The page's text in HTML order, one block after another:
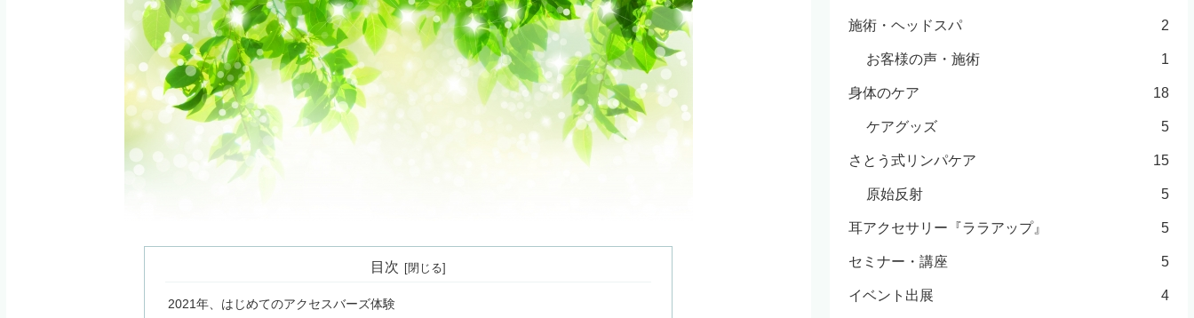
目次
2021年、はじめてのアクセスバーズ体験
施術・ヘッドスパ 2
お客様の声・施術 1
身体のケア 18
ケアグッズ 5
さとう式リンパケア 15
原始反射 5
耳アクセサリー『ララアップ』 5
セミナー・講座 5
イベント出展 4